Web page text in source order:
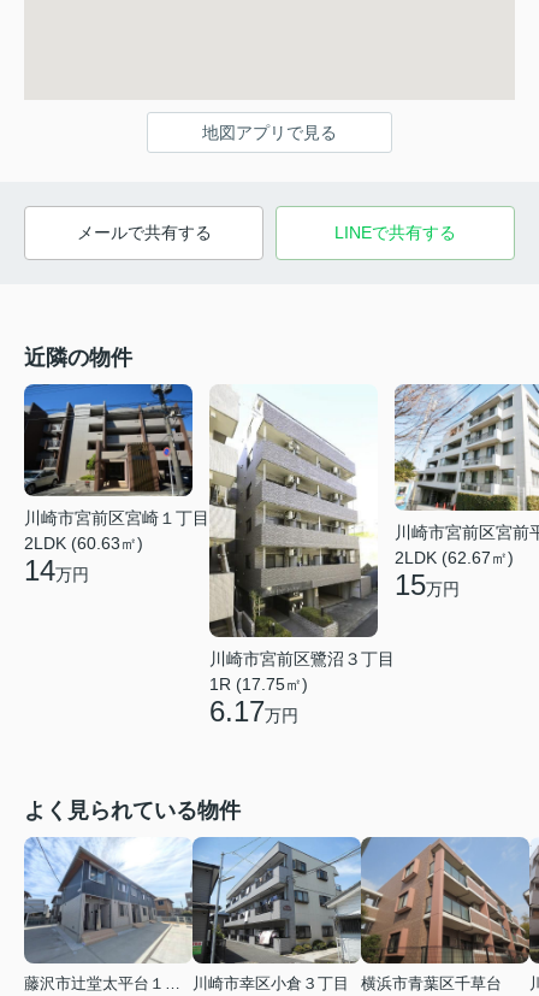
地図アプリで見る
メールで共有する LINEで共有する
近隣の物件
川崎市宮前区宮崎１丁目
2LDK (60.63㎡)
14万円
川崎市宮前区鷺沼３丁目
1R (17.75㎡)
6.17万円
川崎市宮前区宮前
2LDK (62.67㎡)
15万円
よく見られている物件
藤沢市辻堂太平台１丁目
川崎市幸区小倉３丁目
横浜市青葉区千草台